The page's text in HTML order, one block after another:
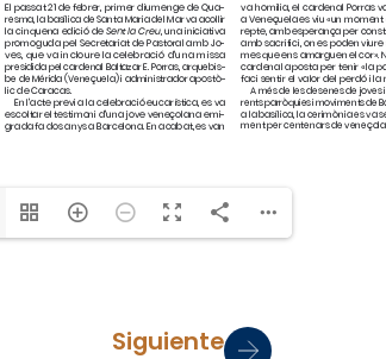
Siguiente